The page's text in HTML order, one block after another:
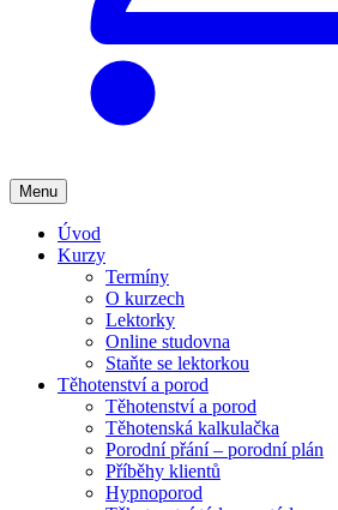
Menu
Úvod
Kurzy
Termíny
O kurzech
Lektorky
Online studovna
Staňte se lektorkou
Těhotenství a porod
Těhotenství a porod
Těhotenská kalkulačka
Porodní přání – porodní plán
Příběhy klientů
Hypnoporod